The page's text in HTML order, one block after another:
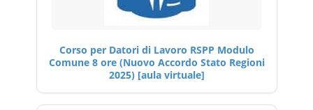
Corso per Datori di Lavoro RSPP Modulo
Comune 8 ore (Nuovo Accordo Stato Regioni
2025) [aula virtuale]